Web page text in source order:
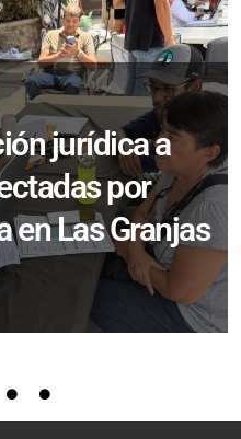
jurídica a
por
en Las Granjas